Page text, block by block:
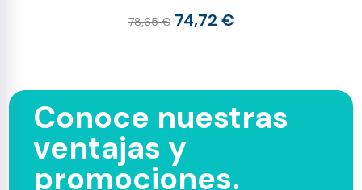
78,65 € 74,72 €
Conoce nuestras
ventajas y
promociones.